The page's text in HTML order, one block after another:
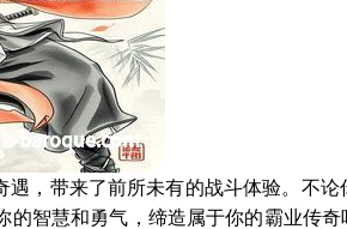
遇，带来了前所未有的战斗体验。不
智慧和勇气，缔造属于你的霸业传奇